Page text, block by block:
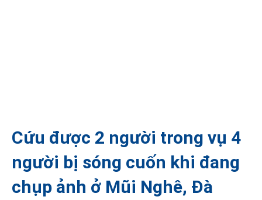
Cứu được 2 người trong vụ 4
người bị sóng cuốn khi đang
chụp ảnh ở Mũi Nghê, Đà